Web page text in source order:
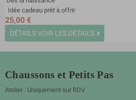
Idée cadeau prêt à offrir
25,00 €
DÉTAILSVOIR LES DÉTAILS
Chaussons et Petits Pas
Atelier : Uniquement sur RDV